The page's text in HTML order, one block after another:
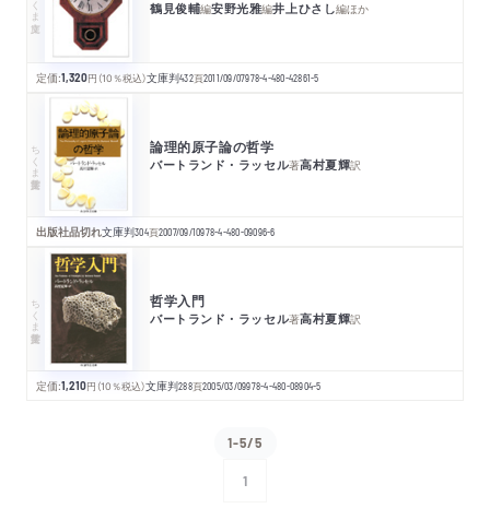
鶴見俊輔編安野光雅編井上ひさし編ほか
定価:1,320円 （10％税込）文庫判432頁2011/09/07978-4-480-42861-5
ちくま学芸文庫 論理的原子論の哲学
バートランド・ラッセル著高村夏輝訳
出版社品切れ文庫判304頁2007/09/10978-4-480-09096-6
ちくま学芸文庫 哲学入門
バートランド・ラッセル著高村夏輝訳
定価:1,210円 （10％税込）文庫判288頁2005/03/09978-4-480-08904-5
1-5/5
1